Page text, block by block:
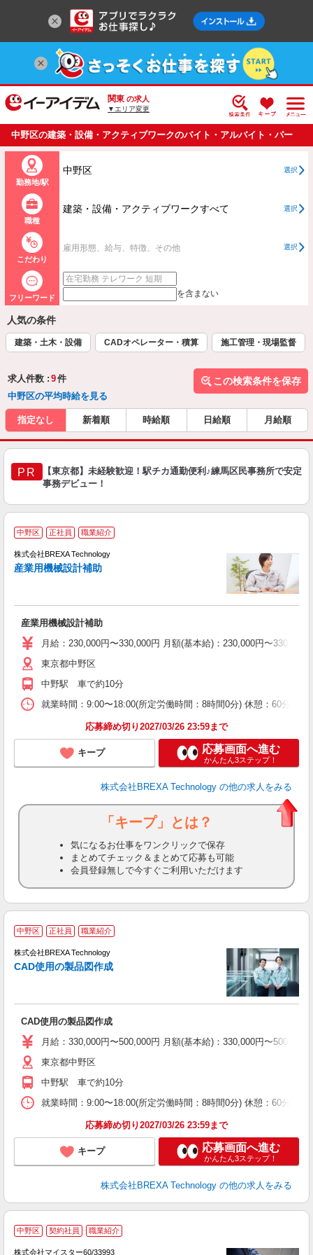
関東 の求人
▼エリア変更
中野区の建築・設備・アクティブワークのバイト・アルバイト・パー
トの求人情報一覧
勤務地/駅
中野区 選択
職種
建築・設備・アクティブワークすべて 選択
こだわり
雇用形態、給与、特徴、その他 選択
フリーワード を含まない
人気の条件
建築・土木・設備 CADオペレーター・積算 施工管理・現場監督
求人件数 : 9件
中野区の平均時給を見る
この検索条件を保存
指定なし 新着順 時給順 日給順 月給順
PR
【東京都】未経験歓迎！駅チカ通勤便利♪練馬区民事務所で安定
事務デビュー！
中野区 正社員 職業紹介
株式会社BREXA Technology
産業用機械設計補助
産業用機械設計補助
月給：230,000円〜330,000円 月額(基本給)：230,000円〜
東京都中野区
中野駅 車で約10分
就業時間：9:00〜18:00(所定労働時間：8時間0分) 休憩：60分 時
応募締め切り2027/03/26 23:59まで
キープ 応募画面へ進む
かんたん3ステップ！
株式会社BREXA Technology の他の求人をみる
「キープ」とは？
気になるお仕事をワンクリックで保存
まとめてチェック＆まとめて応募も可能
会員登録無しで今すぐご利用いただけます
中野区 正社員 職業紹介
株式会社BREXA Technology
CAD使用の製品図作成
CAD使用の製品図作成
月給：330,000円〜500,000円 月額(基本給)：330,000円〜
東京都中野区
中野駅 車で約10分
就業時間：9:00〜18:00(所定労働時間：8時間0分) 休憩：60分 時
応募締め切り2027/03/26 23:59まで
キープ 応募画面へ進む
かんたん3ステップ！
株式会社BREXA Technology の他の求人をみる
中野区 契約社員 職業紹介
株式会社マイスター60/33993